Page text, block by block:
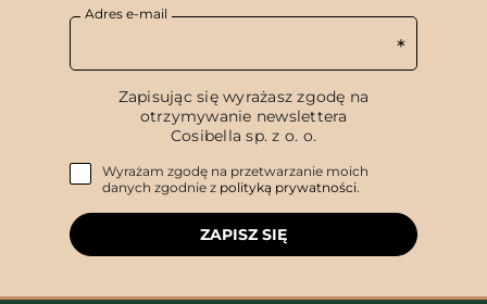
Adres e-mail
Zapisując się wyrażasz zgodę na
otrzymywanie newslettera
Cosibella sp. z o. o.
Wyrażam zgodę na przetwarzanie moich
danych zgodnie z polityką prywatności.
ZAPISZ SIĘ